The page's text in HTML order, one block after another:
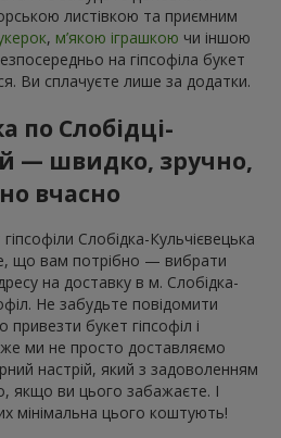
листівкою та приємним
, м’якою іграшкою чи іншою
на гіпсофіла букет
Ви сплачуєте лише за додатки.
по Слобідці-
— швидко, зручно,
вчасно
Слобідка-Кульчієвецька
що вам потрібно — вибрати
на доставку в м. Слобідка-
Не забудьте повідомити
букет гіпсофіл і
ми не просто доставляємо
настрій, який з задоволенням
якщо ви цього забажаєте. І
мінімальна цього коштують!